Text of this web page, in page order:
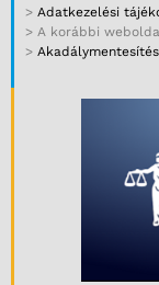
> Adatkezelési
> A korábbi
>